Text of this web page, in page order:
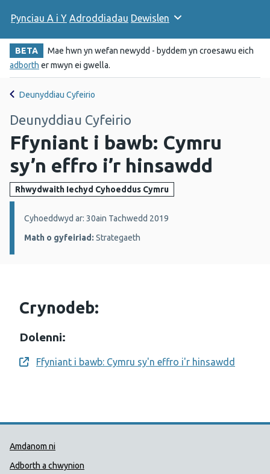
Pynciau A i Y Adroddiadau Dewislen
BETA
Mae hwn yn wefan newydd - byddem yn croesawu eich
adborth er mwyn ei gwella.
Deunyddiau Cyfeirio
Deunyddiau Cyfeirio
Ffyniant i bawb: Cymru
sy’n effro i’r hinsawdd
Rhwydwaith Iechyd Cyhoeddus Cymru
Manylion:
Cyhoeddwyd ar: 30ain Tachwedd 2019
Math o gyfeiriad: Strategaeth
Crynodeb:
Dolenni:
Opens a new window
Ffyniant i bawb: Cymru sy'n effro i'r hinsawdd
Dolenni Cymorth Iechyd
Amdanom ni
Adborth a chwynion